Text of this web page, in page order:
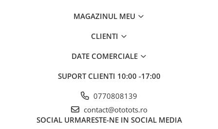
MAGAZINUL MEU
CLIENTI
DATE COMERCIALE
SUPORT CLIENTI 10:00 -17:00
0770808139
contact@ototots.ro
SOCIAL URMARESTE-NE IN SOCIAL MEDIA